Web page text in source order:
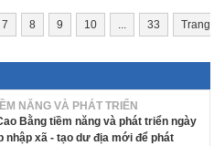
7 8 9 10 33
Trang
NĂNG VÀ PHÁT TRIỂN
Bằng tiềm năng và phát triển ngày
nhập xã - tạo dư địa mới để phát